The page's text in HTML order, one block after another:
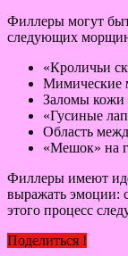
Филлеры могут
следующих
«Кроличьи
Мимические
Заломы кожи
«Гусиные
Область
«Мешок» на
Филлеры имеют
выражать эмоции:
этого процесс
Поделиться !